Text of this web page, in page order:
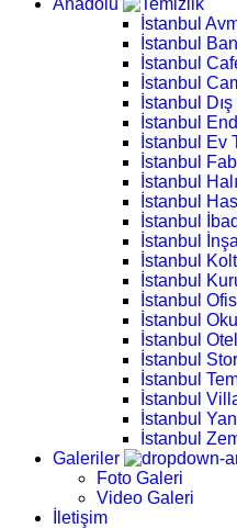
Anadolu
İstanbul
İstanbul
İstanbul
İstanbul
İstanbul
İstanbul
İstanbul Ev
İstanbul
İstanbul
İstanbul
İstanbul
İstanbul
İstanbul
İstanbul
İstanbul
İstanbul
İstanbul
İstanbul
İstanbul
İstanbul
İstanbul
İstanbul
Galeriler
Foto Galeri
Video Galeri
İletişim